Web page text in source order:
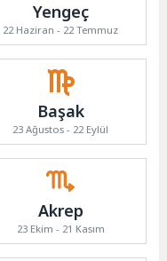
Yengeç
22 Haziran - 22 Temmuz
Başak
23 Ağustos - 22 Eylül
Akrep
23 Ekim - 21 Kasım